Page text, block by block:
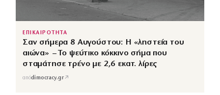
ΕΠΙΚΑΙΡΟΤΗΤΑ
Σαν σήμερα 8 Αυγούστου: Η «ληστεία του
αιώνα» – Το ψεύτικο κόκκινο σήμα που
σταμάτησε τρένο με 2,6 εκατ. λίρες
απόdimocracy.gr↗